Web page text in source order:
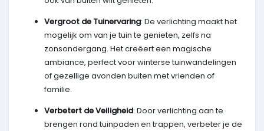
Vergroot de Tuinervaring: De verlichting maakt het
mogelijk om van je tuin te genieten, zelfs na
zonsondergang. Het creëert een magische
ambiance, perfect voor winterse tuinwandelingen
of gezellige avonden buiten met vrienden of
familie.
Verbetert de Veiligheid: Door verlichting aan te
brengen rond tuinpaden en trappen, verbeter je de